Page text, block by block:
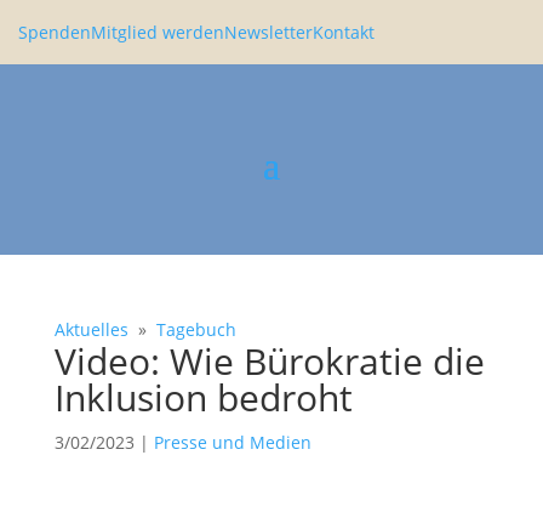
SpendenMitglied werdenNewsletterKontakt
Aktuelles » Tagebuch
Video: Wie Bürokratie die
Inklu­sion bedroht
3/02/2023 | Presse und Medien